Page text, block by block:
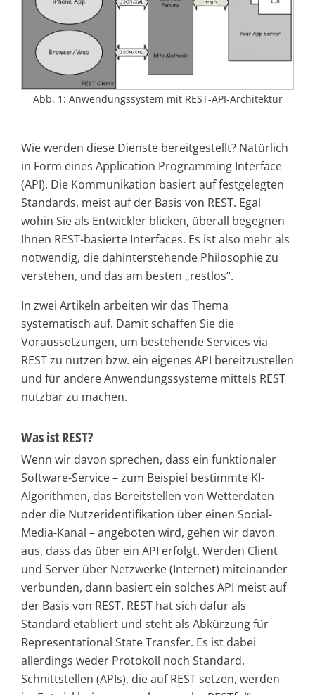
Abb. 1: Anwendungssystem mit REST-API-Architektur
Wie werden diese Dienste bereitgestellt? Natürlich
in Form eines Application Programming Interface
(API). Die Kommunikation basiert auf festgelegten
Standards, meist auf der Basis von REST. Egal
wohin Sie als Entwickler blicken, überall begegnen
Ihnen REST-basierte Interfaces. Es ist also mehr als
notwendig, die dahinterstehende Philosophie zu
verstehen, und das am besten „restlos“.
In zwei Artikeln arbeiten wir das Thema
systematisch auf. Damit schaffen Sie die
Voraussetzungen, um bestehende Services via
REST zu nutzen bzw. ein eigenes API bereitzustellen
und für andere Anwendungssysteme mittels REST
nutzbar zu machen.
Was ist REST?
Wenn wir davon sprechen, dass ein funktionaler
Software-Service – zum Beispiel bestimmte KI-
Algorithmen, das Bereitstellen von Wetterdaten
oder die Nutzeridentifikation über einen Social-
Media-Kanal – angeboten wird, gehen wir davon
aus, dass das über ein API erfolgt. Werden Client
und Server über Netzwerke (Internet) miteinander
verbunden, dann basiert ein solches API meist auf
der Basis von REST. REST hat sich dafür als
Standard etabliert und steht als Abkürzung für
Representational State Transfer. Es ist dabei
allerdings weder Protokoll noch Standard.
Schnittstellen (APIs), die auf REST setzen, werden